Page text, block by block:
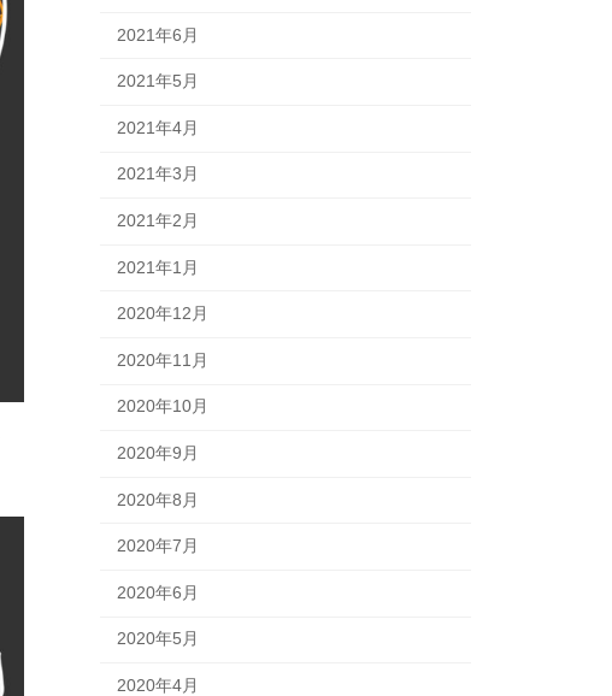
2021年6月
2021年5月
2021年4月
2021年3月
2021年2月
2021年1月
2020年12月
2020年11月
2020年10月
2020年9月
2020年8月
2020年7月
2020年6月
2020年5月
2020年4月